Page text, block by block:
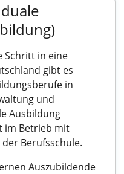
Schritt in eine
gibt es
in
und
Ausbildung
im Betrieb mit
Berufsschule.
Auszubildende